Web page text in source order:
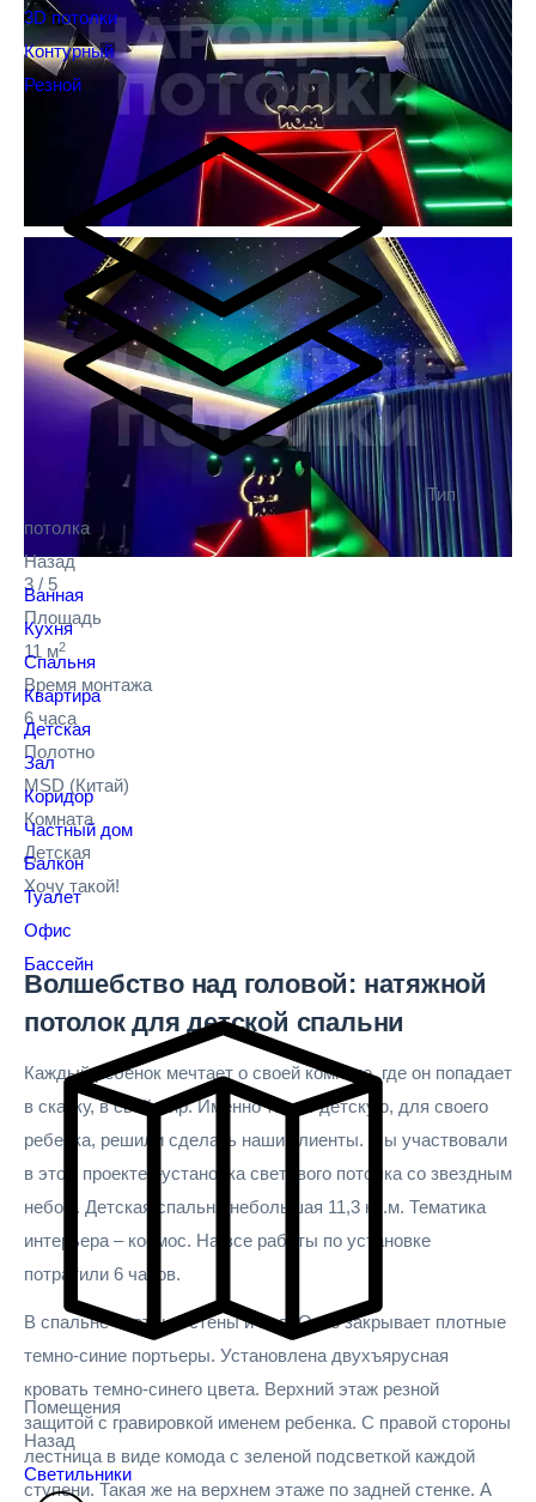
3D потолки
Контурный
Резной
Тип
потолка
Назад
Ванная
Кухня
Спальня
Квартира
Детская
Зал
Коридор
Частный дом
Балкон
Туалет
Офис
Бассейн
Помещения
Назад
Светильники
3 / 5
Площадь
11 м2
Время монтажа
6 часа
Полотно
MSD (Китай)
Комната
Детская
Хочу такой!
Волшебство над головой: натяжной
потолок для детской спальни
Каждый ребенок мечтает о своей комнате, где он попадает
в сказку, в свой мир. Именно такую детскую, для своего
ребенка, решили сделать наши клиенты. Мы участвовали
в этом проекте –установка светового потолка со звездным
небом. Детская спальня небольшая 11,3 кв.м. Тематика
интерьера – космос. На все работы по установке
потратили 6 часов.
В спальне светлые стены и пол. Окно закрывает плотные
темно-синие портьеры. Установлена двухъярусная
кровать темно-синего цвета. Верхний этаж резной
защитой с гравировкой именем ребенка. С правой стороны
лестница в виде комода с зеленой подсветкой каждой
ступени. Такая же на верхнем этаже по задней стенке. А